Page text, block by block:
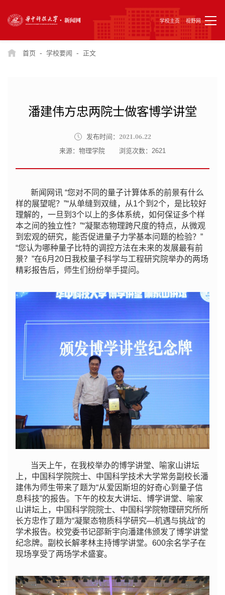
学校主页 视野网
首页 - 学校要闻 - 正文
潘建伟方忠两院士做客博学讲堂
发布时间： 2021.06.22
来源：物理学院 浏览次数：2621
新闻网讯 “您对不同的量子计算体系的前景有什么
样的展望呢？”“从单缝到双缝，从1个到2个，是比较好
理解的，一旦到3个以上的多体系统，如何保证多个样
本之间的独立性？”“凝聚态物理跨尺度的特点，从微观
到宏观的研究，能否促进量子力学基本问题的检验？”
“您认为哪种量子比特的调控方法在未来的发展最有前
景？”在6月20日我校量子科学与工程研究院举办的两场
精彩报告后，师生们纷纷举手提问。
当天上午，在我校举办的博学讲堂、喻家山讲坛
上，中国科学院院士、中国科学技术大学常务副校长潘
建伟为师生带来了题为“从爱因斯坦的好奇心到量子信
息科技”的报告。下午的校友大讲坛、博学讲堂、喻家
山讲坛上，中国科学院院士、中国科学院物理研究所所
长方忠作了题为“凝聚态物质科学研究—机遇与挑战”的
学术报告。校党委书记邵新宇向潘建伟颁发了博学讲堂
纪念牌。副校长解孝林主持博学讲堂。600余名学子在
现场享受了两场学术盛宴。